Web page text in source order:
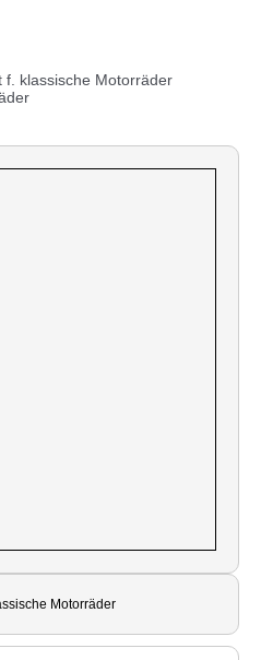
f. klassische Motorräder
Motorräder